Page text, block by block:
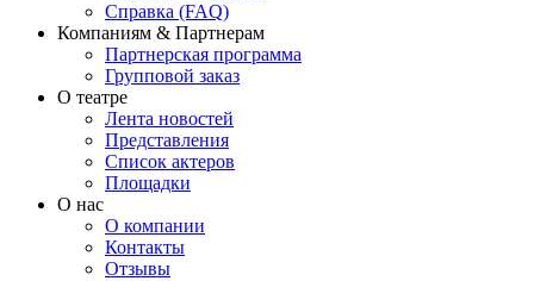
Справка (FAQ)
Компаниям & Партнерам
Партнерская программа
Групповой заказ
О театре
Лента новостей
Представления
Список актеров
Площадки
О нас
О компании
Контакты
Отзывы